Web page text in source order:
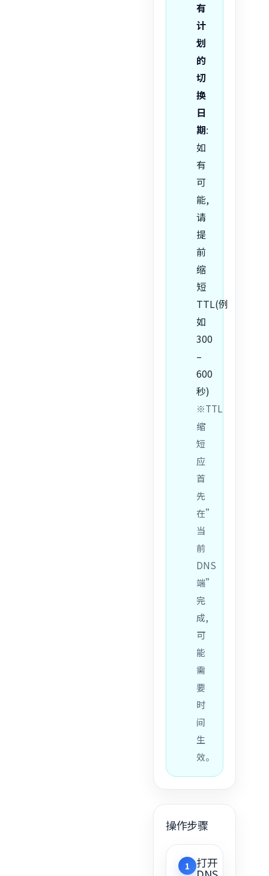
有
计
划
的
切
换
日
期:
如
有
可
能,
请
提
前
缩
短
TTL(例
如
300
–
600
秒)
※TTL
缩
短
应
首
先
在”
当
前
DNS
端”
完
成,
可
能
需
要
时
间
生
效。
操作步骤
1 打开